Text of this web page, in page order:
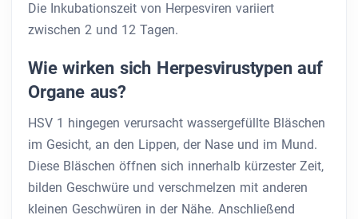
Die Inkubationszeit von Herpesviren variiert
zwischen 2 und 12 Tagen.
Wie wirken sich Herpesvirustypen auf
Organe aus?
HSV 1 hingegen verursacht wassergefüllte Bläschen
im Gesicht, an den Lippen, der Nase und im Mund.
Diese Bläschen öffnen sich innerhalb kürzester Zeit,
bilden Geschwüre und verschmelzen mit anderen
kleinen Geschwüren in der Nähe. Anschließend